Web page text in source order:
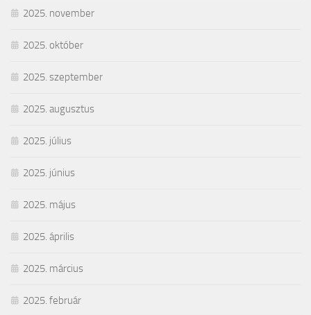
2025. november
2025. október
2025. szeptember
2025. augusztus
2025. július
2025. június
2025. május
2025. április
2025. március
2025. február